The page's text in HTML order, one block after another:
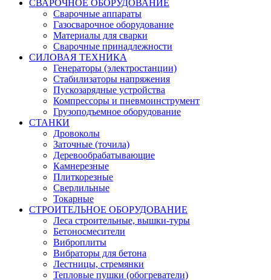
СВАРОЧНОЕ ОБОРУДОВАНИЕ
Сварочные аппараты
Газосварочное оборудование
Материалы для сварки
Сварочные принадлежности
СИЛОВАЯ ТЕХНИКА
Генераторы (электростанции)
Стабилизаторы напряжения
Пускозарядные устройства
Компрессоры и пневмоинструмент
Грузоподъемное оборудование
СТАНКИ
Дровоколы
Заточные (точила)
Деревообрабатывающие
Камнерезные
Плиткорезные
Сверлильные
Токарные
СТРОИТЕЛЬНОЕ ОБОРУДОВАНИЕ
Леса строительные, вышки-туры
Бетоносмесители
Виброплиты
Вибраторы для бетона
Лестницы, стремянки
Тепловые пушки (обогреватели)